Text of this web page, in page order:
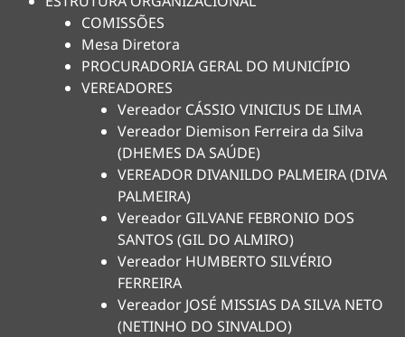
COMISSÕES
Mesa Diretora
PROCURADORIA GERAL DO MUNICÍPIO
VEREADORES
Vereador CÁSSIO VINICIUS DE LIMA
Vereador Diemison Ferreira da Silva
(DHEMES DA SAÚDE)
VEREADOR DIVANILDO PALMEIRA (DIVA
PALMEIRA)
Vereador GILVANE FEBRONIO DOS
SANTOS (GIL DO ALMIRO)
Vereador HUMBERTO SILVÉRIO
FERREIRA
Vereador JOSÉ MISSIAS DA SILVA NETO
(NETINHO DO SINVALDO)